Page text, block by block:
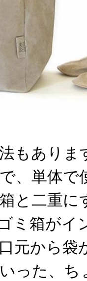
もありま
、単体で
と二重に
ミ箱がイ
元から袋
った、